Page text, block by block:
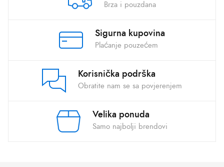
Brza i pouzdana
Sigurna kupovina
Plaćanje pouzećem
Korisnička podrška
Obratite nam se sa povjerenjem
Velika ponuda
Samo najbolji brendovi